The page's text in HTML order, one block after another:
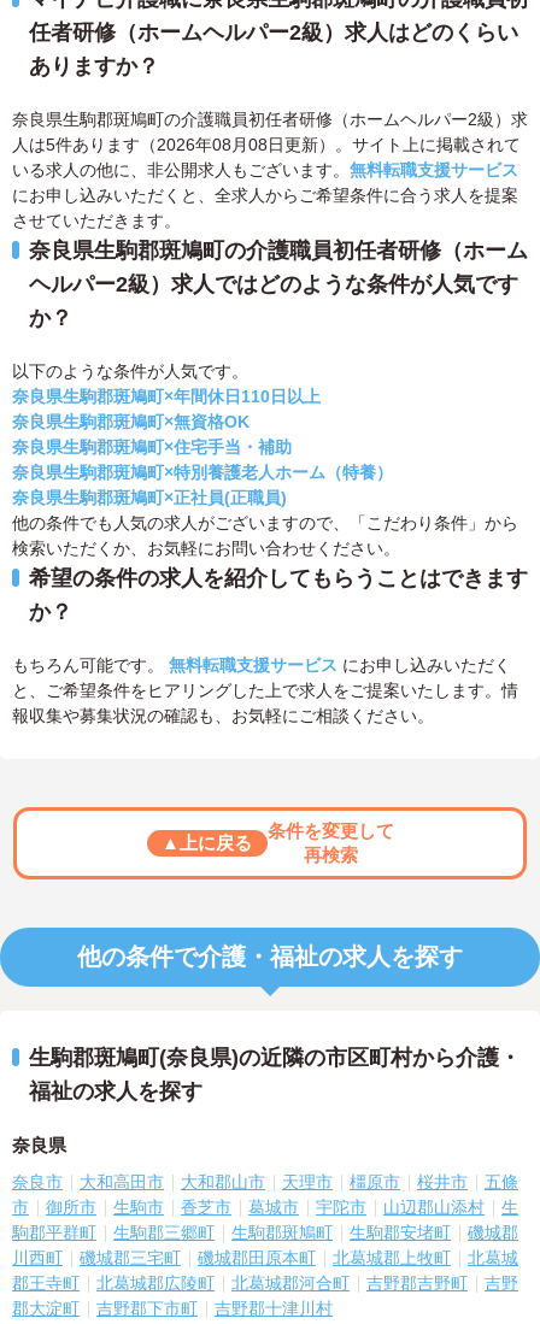
任者研修（ホームヘルパー2級）求人はどのくらい
ありますか？
奈良県生駒郡斑鳩町の介護職員初任者研修（ホームヘルパー2級）求
人は5件あります（2026年08月08日更新）。サイト上に掲載されて
いる求人の他に、非公開求人もございます。 無料転職支援サービス
にお申し込みいただくと、全求人からご希望条件に合う求人を提案
させていただきます。
奈良県生駒郡斑鳩町の介護職員初任者研修（ホーム
ヘルパー2級）求人ではどのような条件が人気です
か？
以下のような条件が人気です。
奈良県生駒郡斑鳩町×年間休日110日以上
奈良県生駒郡斑鳩町×無資格OK
奈良県生駒郡斑鳩町×住宅手当・補助
奈良県生駒郡斑鳩町×特別養護老人ホーム（特養）
奈良県生駒郡斑鳩町×正社員(正職員)
他の条件でも人気の求人がございますので、「こだわり条件」から
検索いただくか、お気軽にお問い合わせください。
希望の条件の求人を紹介してもらうことはできます
か？
もちろん可能です。 無料転職支援サービス にお申し込みいただく
と、ご希望条件をヒアリングした上で求人をご提案いたします。情
報収集や募集状況の確認も、お気軽にご相談ください。
▲上に戻る
条件を変更して
再検索
他の条件で介護・福祉の求人を探す
生駒郡斑鳩町(奈良県)の近隣の市区町村から介護・
福祉の求人を探す
奈良県
奈良市 大和高田市 大和郡山市 天理市 橿原市 桜井市
五條
市
御所市 生駒市 香芝市 葛城市 宇陀市 山辺郡山添村
生
駒郡平群町
生駒郡三郷町 生駒郡斑鳩町 生駒郡安堵町
磯城郡
川西町
磯城郡三宅町 磯城郡田原本町 北葛城郡上牧町
北葛城
郡王寺町
北葛城郡広陵町 北葛城郡河合町 吉野郡吉野町
吉野
郡大淀町
吉野郡下市町 吉野郡十津川村